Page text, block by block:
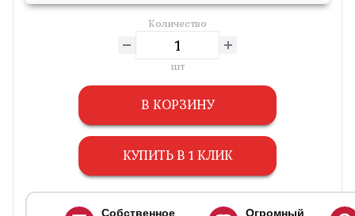
Количество
шт
В КОРЗИНУ
КУПИТЬ В 1 КЛИК
Собственное
Огромный